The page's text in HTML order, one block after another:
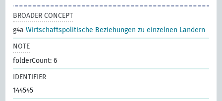
BROADER CONCEPT
g4aWirtschaftspolitische Beziehungen zu einzelnen Ländern
NOTE
folderCount: 6
IDENTIFIER
144545